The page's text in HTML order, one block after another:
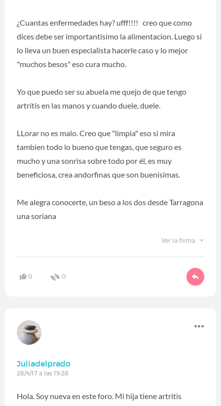
¿Cuantas enfermedades hay? ufff!!!! creo que como
dices debe ser importantisimo la alimentacion. Luego si
lo lleva un buen especialista hacerle caso y lo mejor
"muchos besos" eso cura mucho.
Yo que puedo ser su abuela me quejo de que tengo
artritis en las manos y cuando duele, duele.
LLorar no es malo. Creo que "limpia" eso si mira
tambien todo lo bueno que tengas, que seguro es
mucho y una sonrisa sobre todo por él, es muy
beneficiosa, crea andorfinas que son buenisimas.
Me alegra conocerte, un beso a los dos desde Tarragona
una soriana
Ver la firma
0 0
Juliadelprado
28/4/17 a las 19:28
Hola. Soy nueva en este foro. Mi hija tiene artritis